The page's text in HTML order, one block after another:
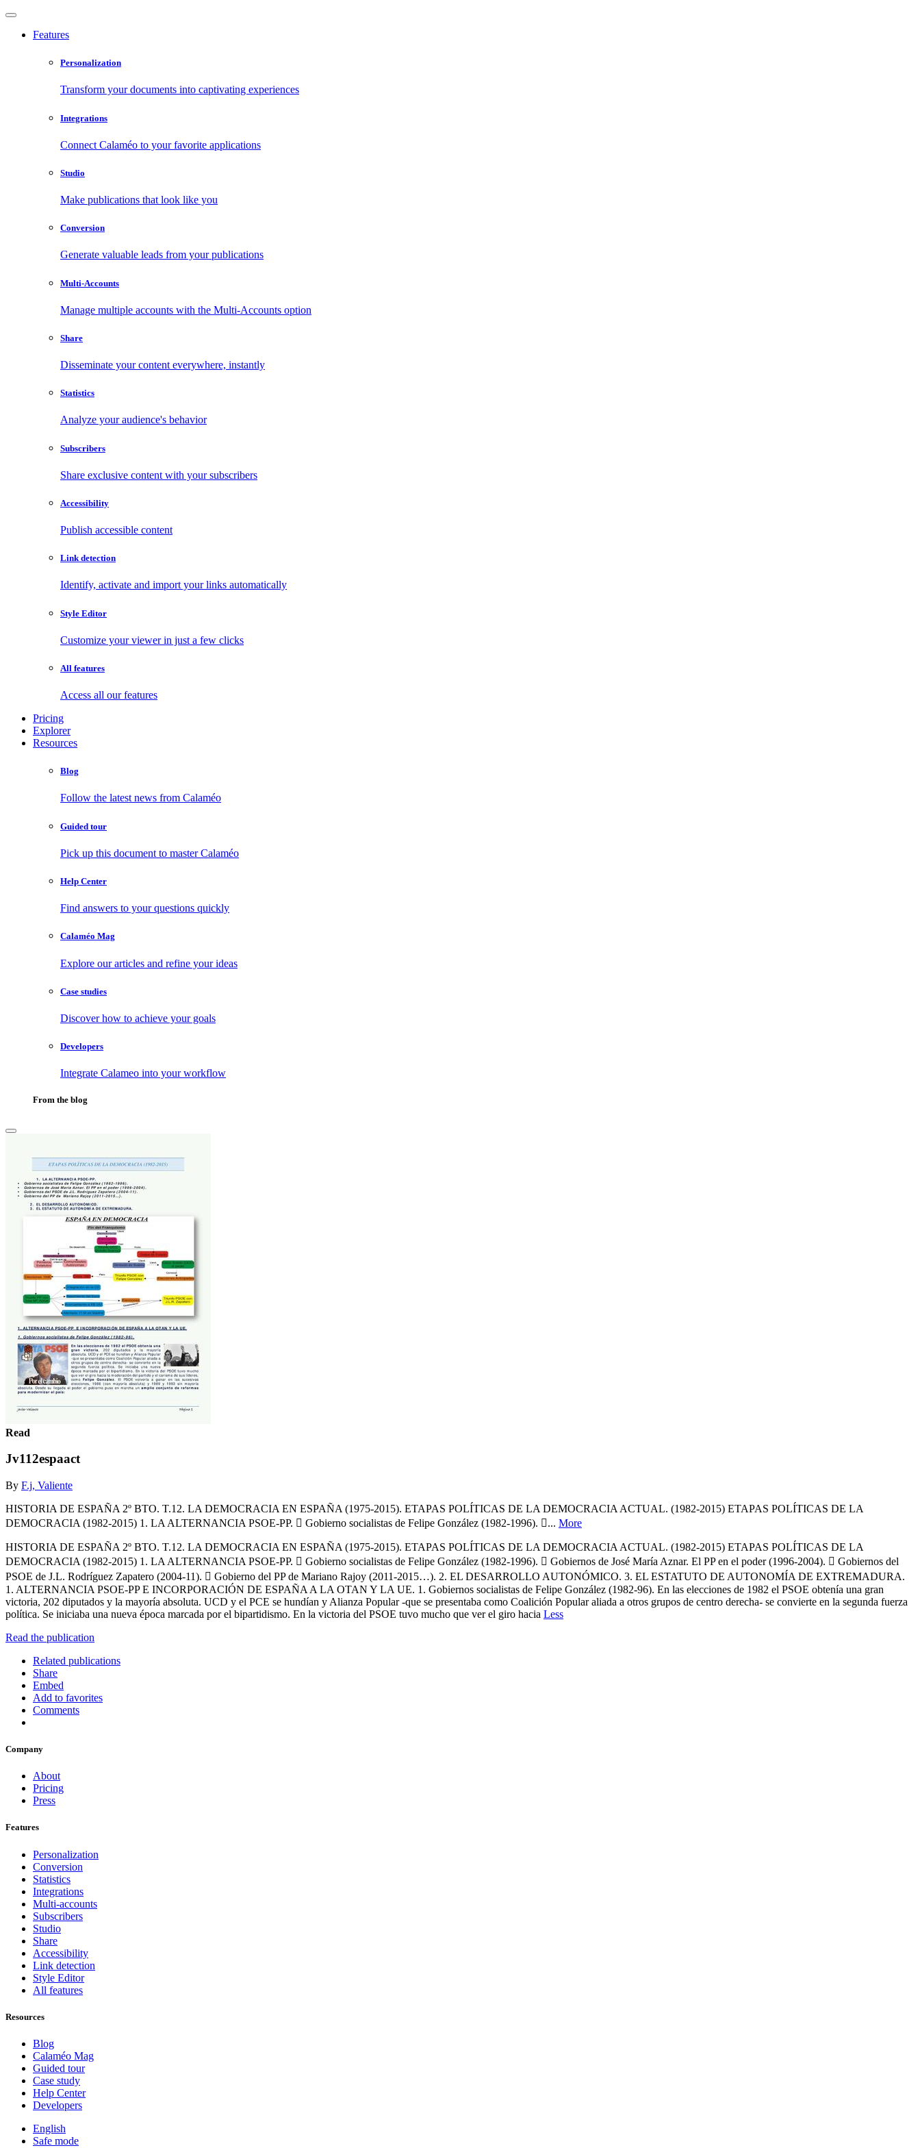
Features
Personalization
Transform your documents into captivating experiences
Integrations
Connect Calaméo to your favorite applications
Studio
Make publications that look like you
Conversion
Generate valuable leads from your publications
Multi-Accounts
Manage multiple accounts with the Multi-Accounts option
Share
Disseminate your content everywhere, instantly
Statistics
Analyze your audience's behavior
Subscribers
Share exclusive content with your subscribers
Accessibility
Publish accessible content
Link detection
Identify, activate and import your links automatically
Style Editor
Customize your viewer in just a few clicks
All features
Access all our features
Pricing
Explorer
Resources
Blog
Follow the latest news from Calaméo
Guided tour
Pick up this document to master Calaméo
Help Center
Find answers to your questions quickly
Calaméo Mag
Explore our articles and refine your ideas
Case studies
Discover how to achieve your goals
Developers
Integrate Calameo into your workflow
From the blog
Read
Jv112espaact
By F.j, Valiente
HISTORIA DE ESPAÑA 2º BTO. T.12. LA DEMOCRACIA EN ESPAÑA (1975-2015). ETAPAS POLÍTICAS DE LA DEMOCRACIA ACTUAL. (1982-2015) ETAPAS POLÍTICAS DE LA
DEMOCRACIA (1982-2015) 1. LA ALTERNANCIA PSOE-PP.  Gobierno socialistas de Felipe González (1982-1996). ... More
HISTORIA DE ESPAÑA 2º BTO. T.12. LA DEMOCRACIA EN ESPAÑA (1975-2015). ETAPAS POLÍTICAS DE LA DEMOCRACIA ACTUAL. (1982-2015) ETAPAS POLÍTICAS DE LA
DEMOCRACIA (1982-2015) 1. LA ALTERNANCIA PSOE-PP.  Gobierno socialistas de Felipe González (1982-1996).  Gobiernos de José María Aznar. El PP en el poder (1996-2004).  Gobiernos del
PSOE de J.L. Rodríguez Zapatero (2004-11).  Gobierno del PP de Mariano Rajoy (2011-2015…). 2. EL DESARROLLO AUTONÓMICO. 3. EL ESTATUTO DE AUTONOMÍA DE EXTREMADURA.
1. ALTERNANCIA PSOE-PP E INCORPORACIÓN DE ESPAÑA A LA OTAN Y LA UE. 1. Gobiernos socialistas de Felipe González (1982-96). En las elecciones de 1982 el PSOE obtenía una gran
victoria, 202 diputados y la mayoría absoluta. UCD y el PCE se hundían y Alianza Popular -que se presentaba como Coalición Popular aliada a otros grupos de centro derecha- se convierte en la segunda fuerza
política. Se iniciaba una nueva época marcada por el bipartidismo. En la victoria del PSOE tuvo mucho que ver el giro hacia Less
Read the publication
Related publications
Share
Embed
Add to favorites
Comments
Company
About
Pricing
Press
Features
Personalization
Conversion
Statistics
Integrations
Multi-accounts
Subscribers
Studio
Share
Accessibility
Link detection
Style Editor
All features
Resources
Blog
Calaméo Mag
Guided tour
Case study
Help Center
Developers
English
Safe mode